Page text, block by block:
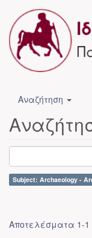
Αναζήτηση
Subject: Archaeology -
Αποτελέσματα 1-1